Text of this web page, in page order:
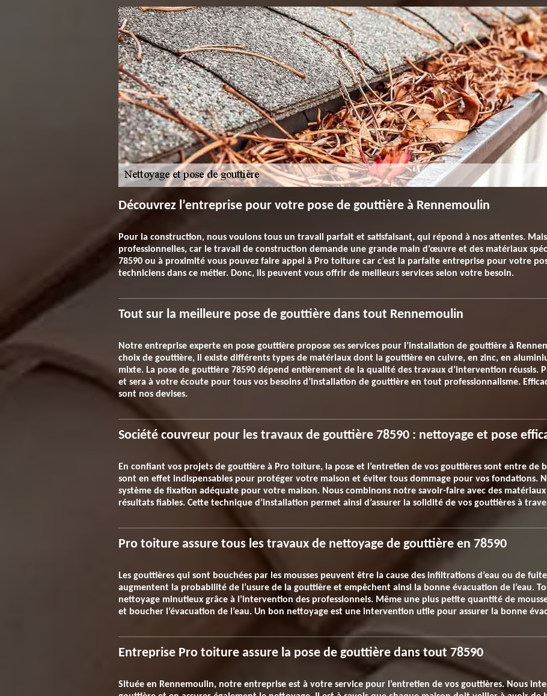
Découvrez l’entreprise pour votre pose de gouttière à Rennemoulin
Pour la construction, nous voulons tous un travail parfait et satisfaisant, qui répond à nos attentes.
professionnelles, car le travail de construction demande une grande main d’œuvre et des matériaux
78590 ou à proximité vous pouvez faire appel à Pro toiture car c’est la parfaite entreprise pour votre
techniciens dans ce métier. Donc, ils peuvent vous offrir de meilleurs services selon votre besoin.
Tout sur la meilleure pose de gouttière dans tout Rennemoulin
Notre entreprise experte en pose gouttière propose ses services pour l’installation de gouttière à
choix de gouttière, il existe différents types de matériaux dont la gouttière en cuivre, en zinc, en
mixte. La pose de gouttière 78590 dépend entièrement de la qualité des travaux d’intervention réussis.
et sera à votre écoute pour tous vos besoins d’installation de gouttière en tout professionnalisme.
sont nos devises.
Société couvreur pour les travaux de gouttière 78590 : nettoyage et pose
En confiant vos projets de gouttière à Pro toiture, la pose et l’entretien de vos gouttières sont entre de
sont en effet indispensables pour protéger votre maison et éviter tous dommage pour vos fondations.
système de fixation adéquate pour votre maison. Nous combinons notre savoir-faire avec des
résultats fiables. Cette technique d’installation permet ainsi d’assurer la solidité de vos gouttières à
Pro toiture assure tous les travaux de nettoyage de gouttière en 78590
Les gouttières qui sont bouchées par les mousses peuvent être la cause des infiltrations d’eau ou de
augmentent la probabilité de l’usure de la gouttière et empêchent ainsi la bonne évacuation de l’eau.
nettoyage minutieux grâce à l’intervention des professionnels. Même une plus petite quantité de
et boucher l’évacuation de l’eau. Un bon nettoyage est une intervention utile pour assurer la bonne
Entreprise Pro toiture assure la pose de gouttière dans tout 78590
Située en Rennemoulin, notre entreprise est à votre service pour l’entretien de vos gouttières. Nous